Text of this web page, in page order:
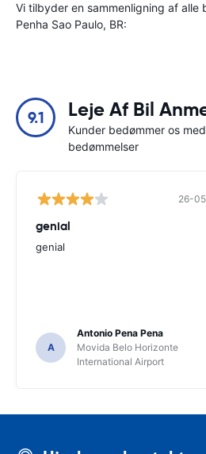
Vi tilbyder en sammenligning af alle
Penha Sao Paulo, BR:
9.1 Leje Af Bil
Kunder bedømmer os
bedømmelser
26-
genial
genial
A
Antonio Pena Pena
Movida Belo Horizonte
International Airport